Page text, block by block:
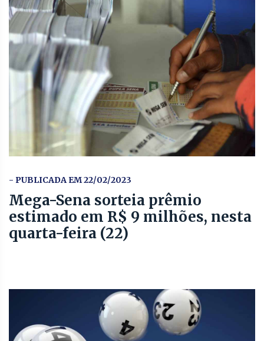
- PUBLICADA EM 22/02/2023
Mega-Sena sorteia prêmio
estimado em R$ 9 milhões, nesta
quarta-feira (22)